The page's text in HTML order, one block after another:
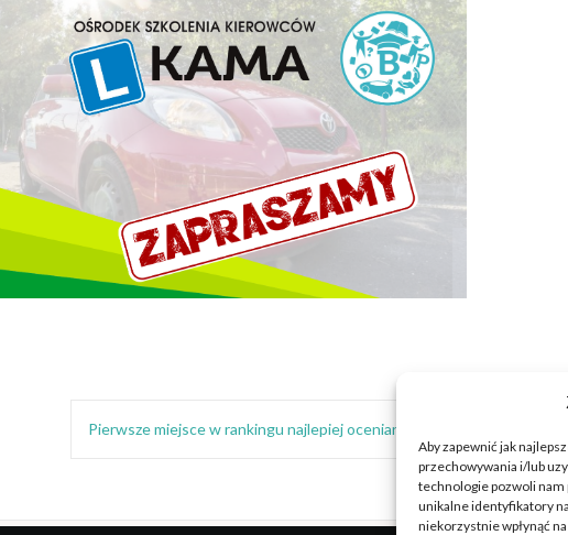
Aby zapewnić jak
przechowywania i/lub
technologie pozwoli nam
unikalne identyfikatory
niekorzystnie wpłynąć
Pierwsze miejsce w rankingu najlepiej ocenianych firm